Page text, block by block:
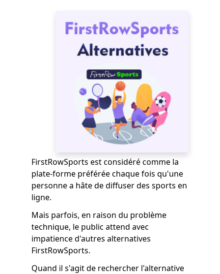
FirstRowSports est considéré comme la
plate-forme préférée chaque fois qu'une
personne a hâte de diffuser des sports en
ligne.
Mais parfois, en raison du problème
technique, le public attend avec
impatience d'autres alternatives
FirstRowSports.
Quand il s'agit de rechercher l'alternative